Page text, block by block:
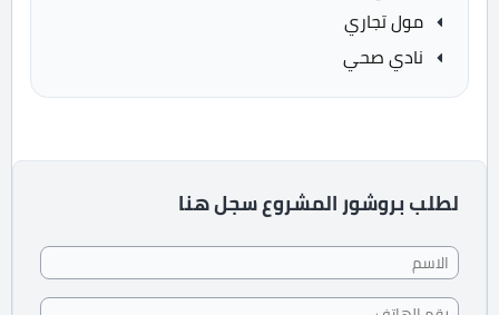
مول تجاري
نادي صحي
لطلب بروشور المشروع سجل هنا